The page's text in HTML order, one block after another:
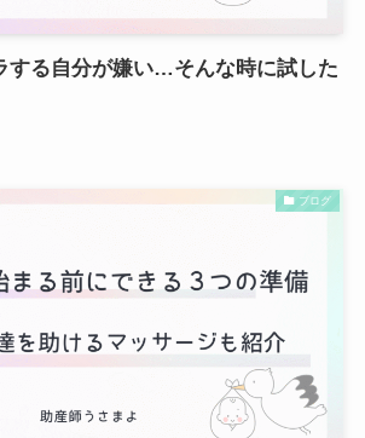
する自分が嫌い…そんな時に試した
ブログ